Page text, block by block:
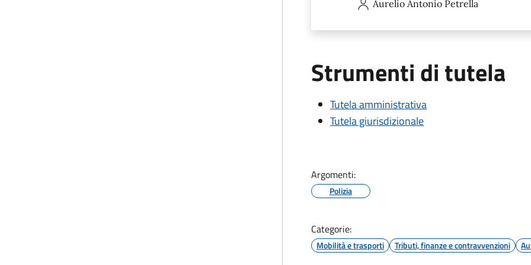
Aurelio Antonio Petrella
Strumenti di tutela
Tutela amministrativa
Tutela giurisdizionale
Argomenti:
Polizia
Categorie:
Mobilità e trasporti Tributi, finanze e contravvenzioni